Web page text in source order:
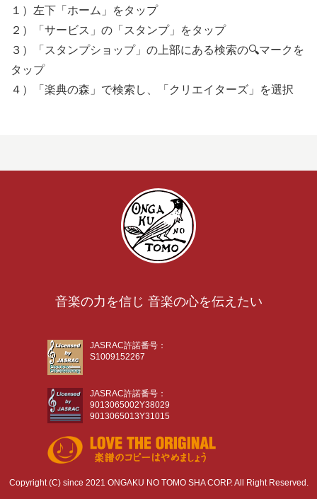
１）左下「ホーム」をタップ
２）「サービス」の「スタンプ」をタップ
３）「スタンプショップ」の上部にある検索の🔍マークを
タップ
４）「楽典の森」で検索し、「クリエイターズ」を選択
音楽の力を信じ 音楽の心を伝えたい
JASRAC許諾番号：
S1009152267
JASRAC許諾番号：
9013065002Y38029
9013065013Y31015
Copyright (C) since 2021 ONGAKU NO TOMO SHA CORP. All Right Reserved.